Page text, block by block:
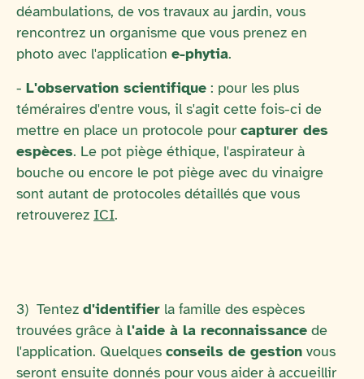
déambulations, de vos travaux au jardin, vous
rencontrez un organisme que vous prenez en
photo avec l'application e-phytia.
- L'observation scientifique : pour les plus
téméraires d'entre vous, il s'agit cette fois-ci de
mettre en place un protocole pour capturer des
espèces. Le pot piège éthique, l'aspirateur à
bouche ou encore le pot piège avec du vinaigre
sont autant de protocoles détaillés que vous
retrouverez ICI.
3) Tentez d'identifier la famille des espèces
trouvées grâce à l'aide à la reconnaissance de
l'application. Quelques conseils de gestion vous
seront ensuite donnés pour vous aider à accueillir